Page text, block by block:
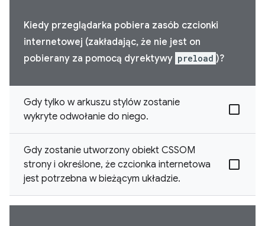
Kiedy przeglądarka pobiera zasób czcionki
internetowej (zakładając, że nie jest on
pobierany za pomocą dyrektywy preload )?
Gdy tylko w arkuszu stylów zostanie
wykryte odwołanie do niego.
Gdy zostanie utworzony obiekt CSSOM
strony i określone, że czcionka internetowa
jest potrzebna w bieżącym układzie.